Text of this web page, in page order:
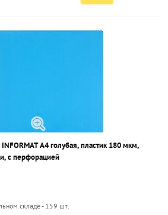
А4 голубая, пластик 180 мкм,
с перфорацией
складе - 159 шт.